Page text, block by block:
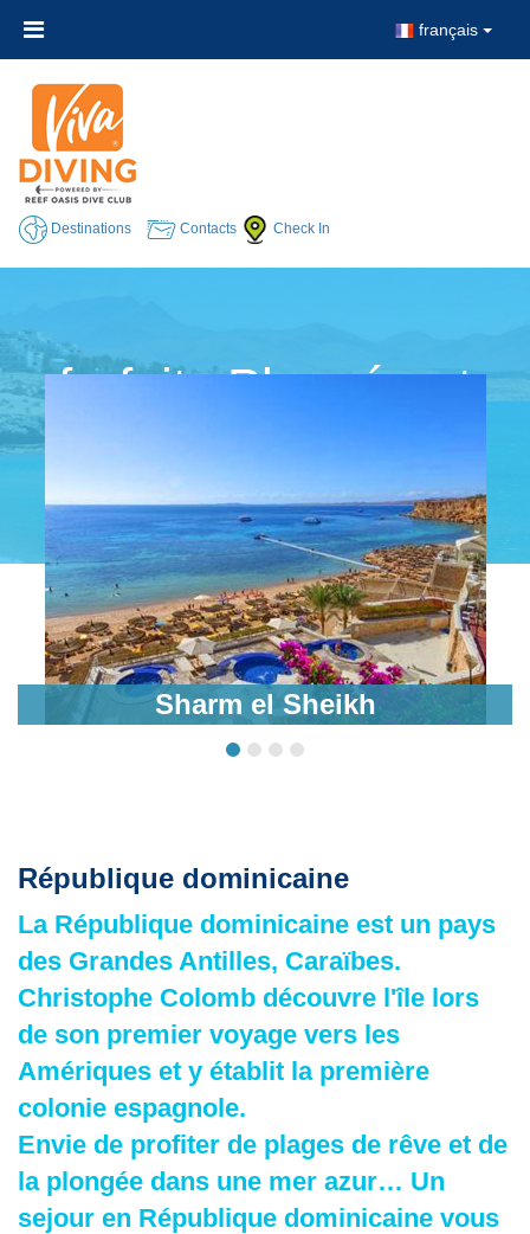
français
Destinations Contacts Check In
forfaits Plongée et
Séjour
Sharm el Sheikh
République dominicaine
La République dominicaine est un pays
des Grandes Antilles, Caraïbes.
Christophe Colomb découvre l'île lors
de son premier voyage vers les
Amériques et y établit la première
colonie espagnole.
Envie de profiter de plages de rêve et de
la plongée dans une mer azur… Un
sejour en République dominicaine vous